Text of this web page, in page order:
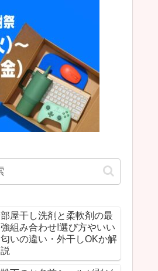
部屋干し洗剤と柔軟剤の最
強組み合わせ!選び方やいい
匂いの違い・外干しOKか解
説